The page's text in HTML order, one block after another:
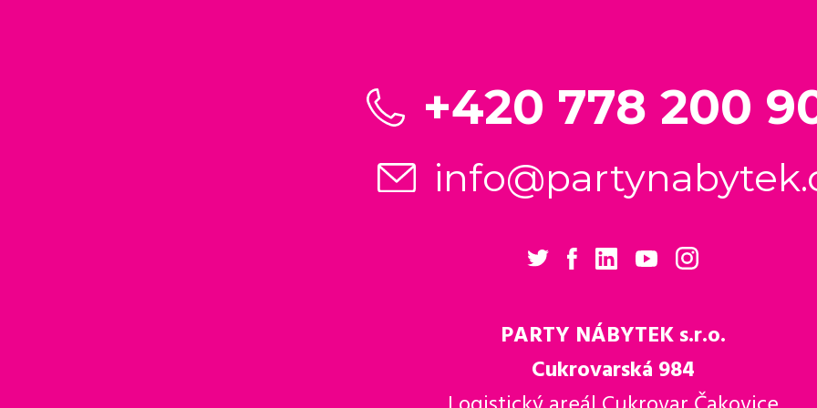
+420 778 200
PARTY NÁBYTEK s.r.o.
Cukrovarská 984